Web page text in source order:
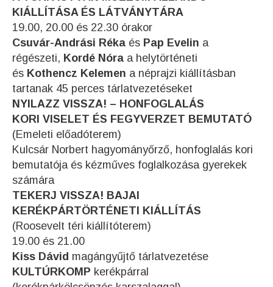
KIÁLLÍTÁSA ÉS LÁTVÁNYTÁRA
19.00, 20.00 és 22.30 órakor
Csuvár-Andrási Réka és Pap Evelin a
régészeti, Kordé Nóra a helytörténeti
és Kothencz Kelemen a néprajzi kiállításban
tartanak 45 perces tárlatvezetéseket
NYILAZZ VISSZA! – HONFOGLALÁS
KORI VISELET ÉS FEGYVERZET BEMUTATÓ
(Emeleti előadóterem)
Kulcsár Norbert hagyományőrző, honfoglalás kori
bemutatója és kézműves foglalkozása gyerekek
számára
TEKERJ VISSZA! BAJAI
KERÉKPÁRTÖRTÉNETI KIÁLLÍTÁS
(Roosevelt téri kiállítóterem)
19.00 és 21.00
Kiss Dávid magángyűjtő tárlatvezetése
KULTÚRKOMP kerékpárral